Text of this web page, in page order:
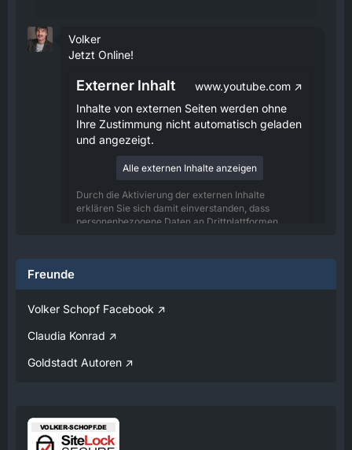
Volker
Jetzt Online!
Externer Inhalt
www.youtube.com
Inhalte von externen Seiten werden ohne
Ihre Zustimmung nicht automatisch geladen
und angezeigt.
Alle externen Inhalte anzeigen
Durch die Aktivierung der externen Inhalte
erklären Sie sich damit einverstanden, dass
personenbezogene Daten an Drittplattformen
Verfügung gestellt.
08:25
Jetzt Online!
Externer Inhalt
und angezeigt.
Freunde
Volker Schopf Facebook
Claudia Konrad
Goldstadt Autoren